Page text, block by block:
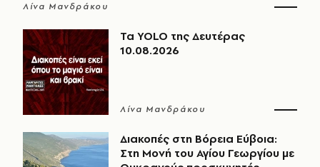
Λίνα Μανδράκου
Τα YOLO της Δευτέρας
10.08.2026
Λίνα Μανδράκου
Διακοπές στη Βόρεια Εύβοια:
Στη Μονή του Αγίου Γεωργίου με